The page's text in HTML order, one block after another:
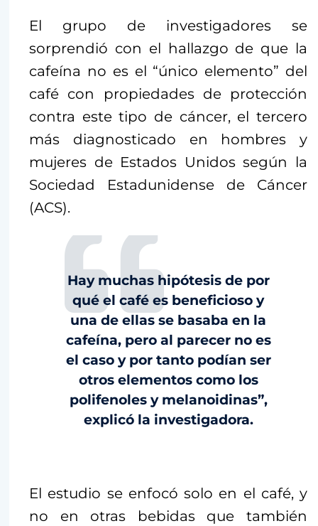
El grupo de investigadores se
sorprendió con el hallazgo de que la
cafeína no es el “único elemento” del
café con propiedades de protección
contra este tipo de cáncer, el tercero
más diagnosticado en hombres y
mujeres de Estados Unidos según la
Sociedad Estadunidense de Cáncer
(ACS).
Hay muchas hipótesis de por
qué el café es beneficioso y
una de ellas se basaba en la
cafeína, pero al parecer no es
el caso y por tanto podían ser
otros elementos como los
polifenoles y melanoidinas”,
explicó la investigadora.
El estudio se enfocó solo en el café, y
no en otras bebidas que también